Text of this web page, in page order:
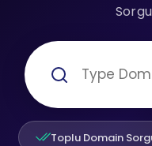
Toplu Domain